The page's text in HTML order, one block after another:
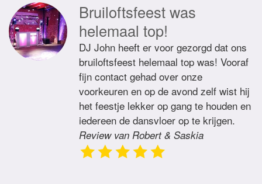
Bruiloftsfeest was
helemaal top!
DJ John heeft er voor gezorgd dat ons
bruiloftsfeest helemaal top was! Vooraf
fijn contact gehad over onze
voorkeuren en op de avond zelf wist hij
het feestje lekker op gang te houden en
iedereen de dansvloer op te krijgen.
Review van Robert & Saskia